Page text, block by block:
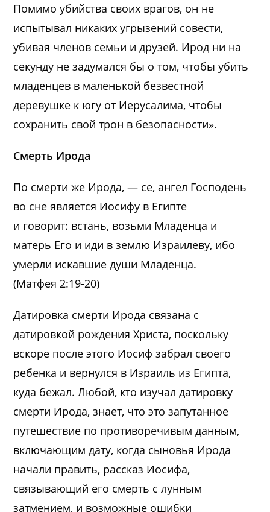
Помимо убийства своих врагов, он не
испытывал никаких угрызений совести,
убивая членов семьи и друзей. Ирод ни на
секунду не задумался бы о том, чтобы убить
младенцев в маленькой безвестной
деревушке к югу от Иерусалима, чтобы
сохранить свой трон в безопасности».
Смерть Ирода
По смерти же Ирода, — се, ангел Господень
во сне является Иосифу в Египте
и говорит: встань, возьми Младенца и
матерь Его и иди в землю Израилеву, ибо
умерли искавшие души Младенца.
(Матфея 2:19-20)
Датировка смерти Ирода связана с
датировкой рождения Христа, поскольку
вскоре после этого Иосиф забрал своего
ребенка и вернулся в Израиль из Египта,
куда бежал. Любой, кто изучал датировку
смерти Ирода, знает, что это запутанное
путешествие по противоречивым данным,
включающим дату, когда сыновья Ирода
начали править, рассказ Иосифа,
связывающий его смерть с лунным
затмением, и возможные ошибки